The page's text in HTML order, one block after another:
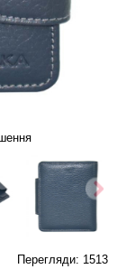
Перегляди: 1513